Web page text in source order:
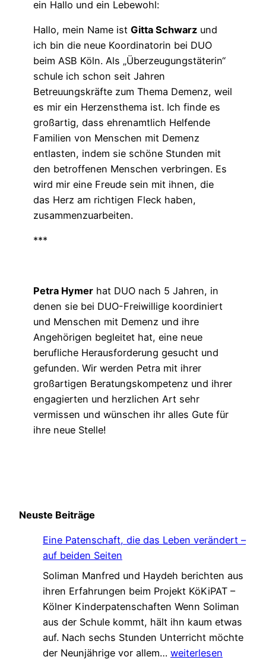
ein Hallo und ein Lebewohl:
Hallo, mein Name ist Gitta Schwarz und
ich bin die neue Koordinatorin bei DUO
beim ASB Köln. Als „Überzeugungstäterin“
schule ich schon seit Jahren
Betreuungskräfte zum Thema Demenz, weil
es mir ein Herzensthema ist. Ich finde es
großartig, dass ehrenamtlich Helfende
Familien von Menschen mit Demenz
entlasten, indem sie schöne Stunden mit
den betroffenen Menschen verbringen. Es
wird mir eine Freude sein mit ihnen, die
das Herz am richtigen Fleck haben,
zusammenzuarbeiten.
***
Petra Hymer hat DUO nach 5 Jahren, in
denen sie bei DUO-Freiwillige koordiniert
und Menschen mit Demenz und ihre
Angehörigen begleitet hat, eine neue
berufliche Herausforderung gesucht und
gefunden. Wir werden Petra mit ihrer
großartigen Beratungskompetenz und ihrer
engagierten und herzlichen Art sehr
vermissen und wünschen ihr alles Gute für
ihre neue Stelle!
Neuste Beiträge
Eine Patenschaft, die das Leben verändert –
auf beiden Seiten
Soliman Manfred und Haydeh berichten aus
ihren Erfahrungen beim Projekt KöKiPAT –
Kölner Kinderpatenschaften Wenn Soliman
aus der Schule kommt, hält ihn kaum etwas
auf. Nach sechs Stunden Unterricht möchte
der Neunjährige vor allem… E
weiterlesen